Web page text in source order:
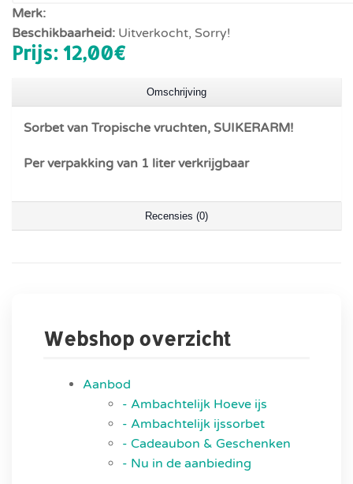
Merk:
Beschikbaarheid: Uitverkocht, Sorry!
Prijs: 12,00‎€
Omschrijving
Sorbet van Tropische vruchten, SUIKERARM!
Per verpakking van 1 liter verkrijgbaar
Recensies (0)
Webshop overzicht
Aanbod
- Ambachtelijk Hoeve ijs
- Ambachtelijk ijssorbet
- Cadeaubon & Geschenken
- Nu in de aanbieding